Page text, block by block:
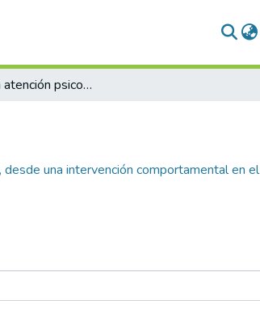
Promover la atención psicológica, desde una intervención comportamental en el personal de servicios del centro de innovación del maestro (MOVA)
una intervención comportamental en el